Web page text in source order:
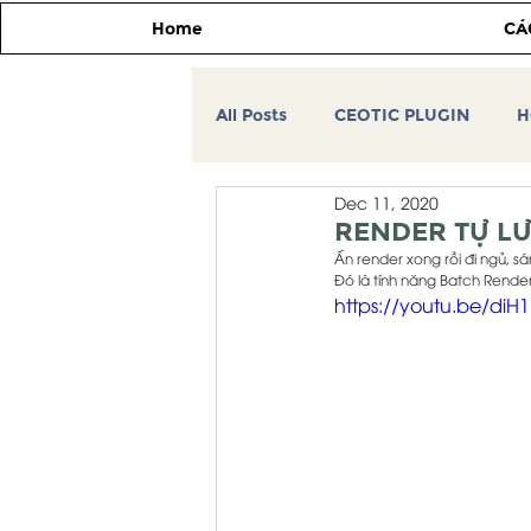
Home
All Posts CEOTIC PLUGIN
CEOTIC TIP&TRICK
THƯ VIỆN 3DSMAX HỌC
RENDER TỰ
Dec 11, 2020
Ấn render xong rồi đi ngủ,
Đó là tính năng Batch
https://youtu.be/